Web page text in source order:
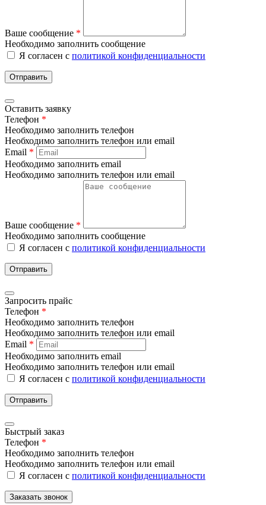
Ваше сообщение *
Необходимо заполнить сообщение
Я согласен с политикой конфиденциальности
Отправить
Оставить заявку
Телефон *
Необходимо заполнить телефон
Необходимо заполнить телефон или email
Email *
Необходимо заполнить email
Необходимо заполнить телефон или email
Ваше сообщение *
Необходимо заполнить сообщение
Я согласен с политикой конфиденциальности
Отправить
Запросить прайс
Телефон *
Необходимо заполнить телефон
Необходимо заполнить телефон или email
Email *
Необходимо заполнить email
Необходимо заполнить телефон или email
Я согласен с политикой конфиденциальности
Отправить
Быстрый заказ
Телефон *
Необходимо заполнить телефон
Необходимо заполнить телефон или email
Я согласен с политикой конфиденциальности
Заказать звонок